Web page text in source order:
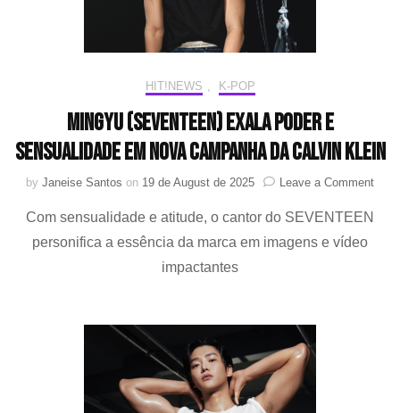
HIT!NEWS K-POP
MINGYU (SEVENTEEN) exala poder e
sensualidade em nova campanha da Calvin Klein
by Janeise Santos on 19 de August de 2025 Leave a Commenton
Com sensualidade e atitude, o cantor do SEVENTEEN
personifica a essência da marca em imagens e vídeo
impactantes